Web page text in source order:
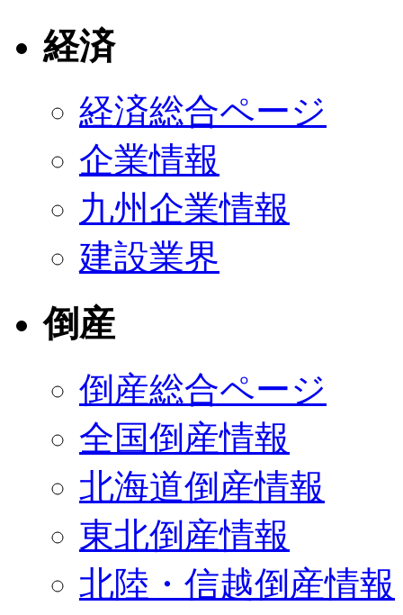
経済
経済総合ページ
企業情報
九州企業情報
建設業界
倒産
倒産総合ページ
全国倒産情報
北海道倒産情報
東北倒産情報
北陸・信越倒産情報